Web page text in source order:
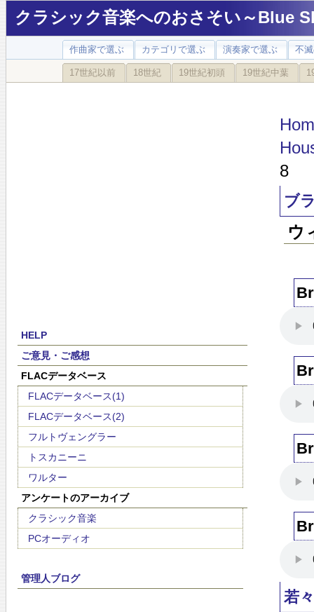
クラシック音楽へのおさそい～Blue
作曲家で選ぶ カテゴリで選ぶ 演奏家で選ぶ 不
17世紀以前 18世紀 19世紀初頭 19世紀中葉
HELP
ご意見・ご感想
FLACデータベース
FLACデータベース(1)
FLACデータベース(2)
フルトヴェングラー
トスカニーニ
ワルター
アンケートのアーカイブ
クラシック音楽
PCオーディオ
管理人ブログ
8
ブ
ウ
若